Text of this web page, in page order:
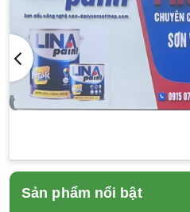
Sản phẩm nổi bật